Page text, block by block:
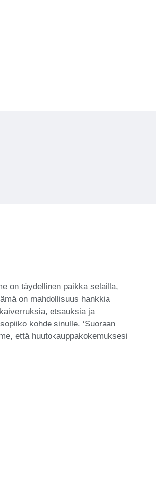
on täydellinen paikka selailla,
on mahdollisuus hankkia
etsauksia ja
kohde sinulle. ‘Suoraan
että huutokauppakokemuksesi